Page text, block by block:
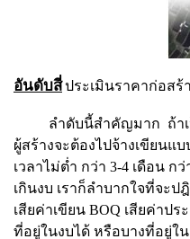
อันดับสี่ประเมินราคาก่อส
ลำดับนี้สำคัญมาก ถ้าเ
ผู้สร้างจะต้องไปจ้างเขียนแ
เวลาไม่ต่ำ กว่า 3-4 เดือน ก
เกินงบ เราก็ลำบากใจที่จะป
เสียค่าเขียน BOQ เสียค่าป
ที่อยู่ในงบได้ หรือบางที่อยู่ใ